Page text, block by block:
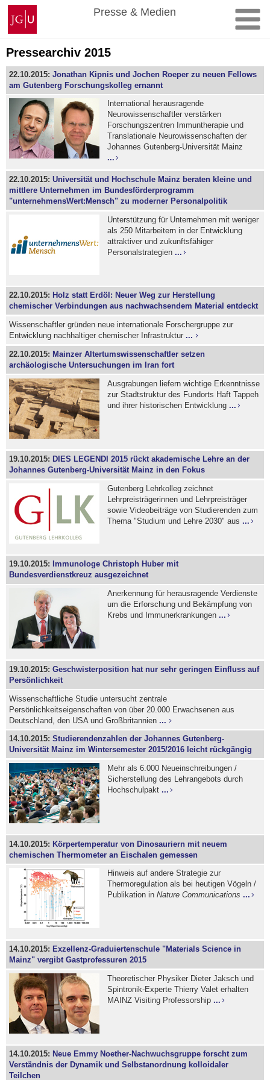
Zum
Inhalt
springen
Johannes
Gutenberg-
Universität
Mainz
Presse & Medien
Pressearchiv 2015
22.10.2015:Jonathan Kipnis und Jochen Roeper zu neuen Fellows
am Gutenberg Forschungskolleg ernannt
International herausragende
Neurowissenschaftler verstärken
Forschungszentren Immuntherapie und
Translationale Neurowissenschaften der
Johannes Gutenberg-Universität Mainz
...
22.10.2015:Universität und Hochschule Mainz beraten kleine und
mittlere Unternehmen im Bundesförderprogramm
"unternehmensWert:Mensch" zu moderner Personalpolitik
Unterstützung für Unternehmen mit weniger
als 250 Mitarbeitern in der Entwicklung
attraktiver und zukunftsfähiger
Personalstrategien ...
22.10.2015: Holz statt Erdöl: Neuer Weg zur Herstellung
chemischer Verbindungen aus nachwachsendem Material entdeckt
Wissenschaftler gründen neue internationale Forschergruppe zur
Entwicklung nachhaltiger chemischer Infrastruktur...
22.10.2015: Mainzer Altertumswissenschaftler setzen
archäologische Untersuchungen im Iran fort
Ausgrabungen liefern wichtige Erkenntnisse
zur Stadtstruktur des Fundorts Haft Tappeh
und ihrer historischen Entwicklung ...
19.10.2015: DIES LEGENDI 2015 rückt akademische Lehre an der
Johannes Gutenberg-Universität Mainz in den Fokus
Gutenberg Lehrkolleg zeichnet
Lehrpreisträgerinnen und Lehrpreisträger
sowie Videobeiträge von Studierenden zum
Thema "Studium und Lehre 2030" aus ...
19.10.2015:
Immunologe Christoph Huber mit
Bundesverdienstkreuz ausgezeichnet
Anerkennung für herausragende Verdienste
um die Erforschung und Bekämpfung von
Krebs und Immunerkrankungen ...
19.10.2015:Geschwisterposition hat nur sehr geringen Einfluss auf
Persönlichkeit
Wissenschaftliche Studie untersucht zentrale
Persönlichkeitseigenschaften von über 20.000 Erwachsenen aus
Deutschland, den USA und Großbritannien...
14.10.2015:Studierendenzahlen der Johannes Gutenberg-
Universität Mainz im Wintersemester 2015/2016 leicht rückgängig
Mehr als 6.000 Neueinschreibungen /
Sicherstellung des Lehrangebots durch
Hochschulpakt ...
14.10.2015: Körpertemperatur von Dinosauriern mit neuem
chemischen Thermometer an Eischalen gemessen
Hinweis auf andere Strategie zur
Thermoregulation als bei heutigen Vögeln /
Publikation in Nature Communications ...
14.10.2015: Exzellenz-Graduiertenschule "Materials Science in
Mainz" vergibt Gastprofessuren 2015
Theoretischer Physiker Dieter Jaksch und
Spintronik-Experte Thierry Valet erhalten
MAINZ Visiting Professorship ...
14.10.2015: Neue Emmy Noether-Nachwuchsgruppe forscht zum
Verständnis der Dynamik und Selbstanordnung kolloidaler
Teilchen